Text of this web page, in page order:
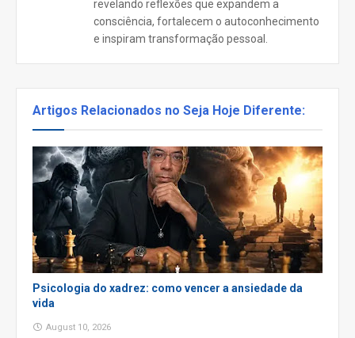
revelando reflexões que expandem a
consciência, fortalecem o autoconhecimento
e inspiram transformação pessoal.
Artigos Relacionados no Seja Hoje Diferente:
Psicologia do xadrez: como vencer a ansiedade da
vida
August 10, 2026